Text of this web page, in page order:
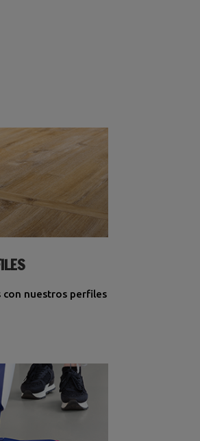
con nuestros perfiles